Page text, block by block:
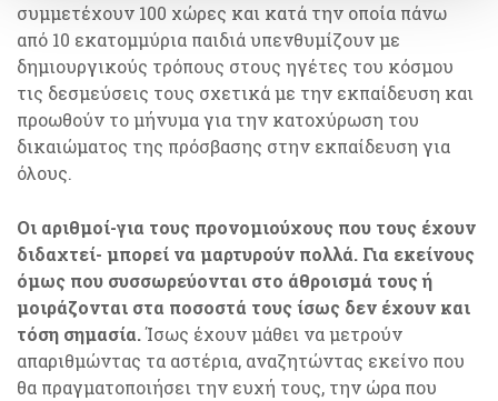
συμμετέχουν 100 χώρες και κατά την οποία πάνω
από 10 εκατομμύρια παιδιά υπενθυμίζουν με
δημιουργικούς τρόπους στους ηγέτες του κόσμου
τις δεσμεύσεις τους σχετικά με την εκπαίδευση και
προωθούν το μήνυμα για την κατοχύρωση του
δικαιώματος της πρόσβασης στην εκπαίδευση για
όλους.
Οι αριθμοί-για τους προνομιούχους που τους έχουν
διδαχτεί- μπορεί να μαρτυρούν πολλά. Για εκείνους
όμως που συσσωρεύονται στο άθροισμά τους ή
μοιράζονται στα ποσοστά τους ίσως δεν έχουν και
τόση σημασία.Ίσως έχουν μάθει να μετρούν
απαριθμώντας τα αστέρια, αναζητώντας εκείνο που
θα πραγματοποιήσει την ευχή τους, την ώρα που